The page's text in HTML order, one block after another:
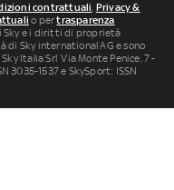
contrattuali, Privacy &
o pertrasparenza
Sky e i diritti di proprietà
Sky international AG e sono
Italia Srl Via Monte Penice, 7 -
3035-1537 e SkySport: ISSN